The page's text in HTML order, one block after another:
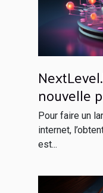
nouvelle
votre
Pour faire un
internet,
est...